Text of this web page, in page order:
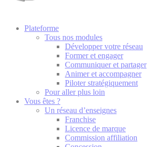
Plateforme
Tous nos modules
Développer votre réseau
Former et engager
Communiquer et partager
Animer et accompagner
Piloter stratégiquement
Pour aller plus loin
Vous êtes ?
Un réseau d’enseignes
Franchise
Licence de marque
Commission affiliation